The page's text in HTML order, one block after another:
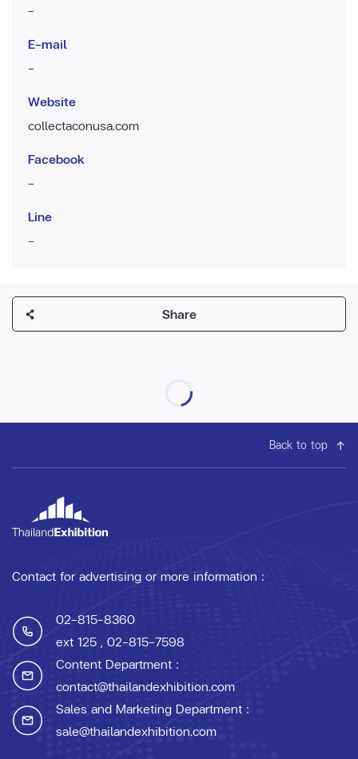
-
E-mail
-
Website
collectaconusa.com
Facebook
-
Line
-
Share
Back to top
Contact for advertising or more information :
02-815-8360
ext 125 , 02-815-7598
Content Department :
contact@thailandexhibition.com
Sales and Marketing Department :
sale@thailandexhibition.com